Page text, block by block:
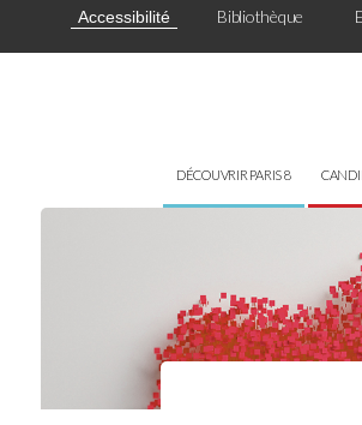
Accessibilité Bibliothèque
DÉCOUVRIR PARIS 8
Panneau de gestion des cookies